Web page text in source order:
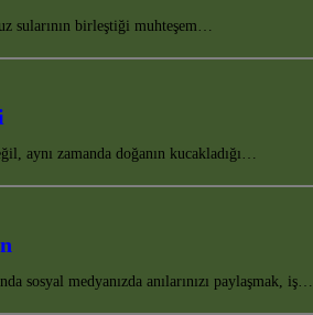
sularının birleştiği muhteşem…
aynı zamanda doğanın kucakladığı…
sosyal medyanızda anılarınızı paylaşmak, iş…